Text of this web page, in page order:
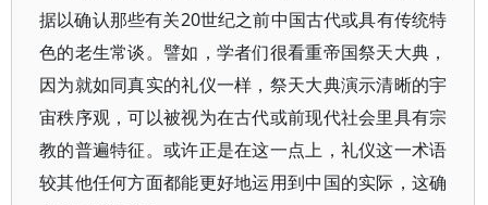
据以确认那些有关20世纪之前中国古代或具有传统特
色的老生常谈。譬如，学者们很看重帝国祭天大典，
因为就如同真实的礼仪一样，祭天大典演示清晰的宇
宙秩序观，可以被视为在古代或前现代社会里具有宗
教的普遍特征。或许正是在这一点上，礼仪这一术语
较其他任何方面都能更好地运用到中国的实际，这确